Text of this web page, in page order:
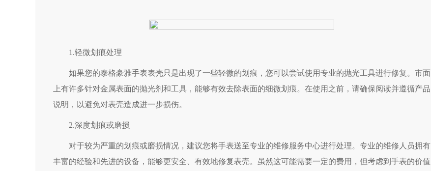
1.轻微划痕处理
如果您的泰格豪雅手表表壳只是出现了一些轻微的划痕，您可以尝试使用专业的抛光工具进行修复。市面
上有许多针对金属表面的抛光剂和工具，能够有效去除表面的细微划痕。在使用之前，请确保阅读并遵循产品
说明，以避免对表壳造成进一步损伤。
2.深度划痕或磨损
对于较为严重的划痕或磨损情况，建议您将手表送至专业的维修服务中心进行处理。专业的维修人员拥有
丰富的经验和先进的设备，能够更安全、有效地修复表壳。虽然这可能需要一定的费用，但考虑到手表的价值